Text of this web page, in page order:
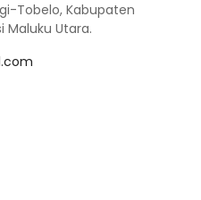
Tobelo, Kabupaten
Maluku Utara.